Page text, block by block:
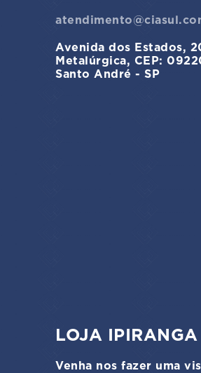
Avenida dos Estados,
Metalúrgica, CEP:
Santo André - SP
LOJA IPIRANGA
Venha nos fazer uma